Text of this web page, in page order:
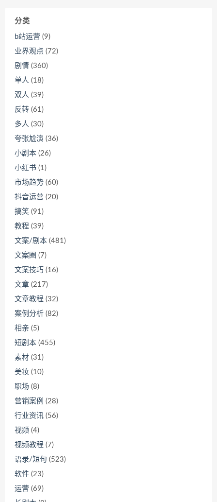
分类
b站运营 (9)
业界观点 (72)
剧情 (360)
单人 (18)
双人 (39)
反转 (61)
多人 (30)
夸张尬演 (36)
小剧本 (26)
小红书 (1)
市场趋势 (60)
抖音运营 (20)
搞笑 (91)
教程 (39)
文案/剧本 (481)
文案圈 (7)
文案技巧 (16)
文章 (217)
文章教程 (32)
案例分析 (82)
相亲 (5)
短剧本 (455)
素材 (31)
美妆 (10)
职场 (8)
营销案例 (28)
行业资讯 (56)
视频 (4)
视频教程 (7)
语录/短句 (523)
软件 (23)
运营 (69)